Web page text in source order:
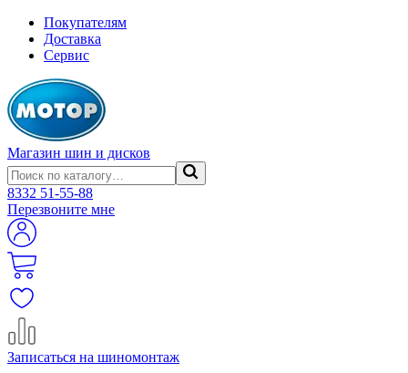
Покупателям
Доставка
Сервис
Магазин шин и дисков
8332 51-55-88
Перезвоните мне
Записаться на шиномонтаж